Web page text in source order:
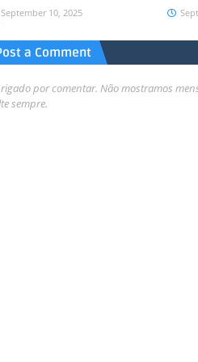
September 10, 2025
a Comment
por comentar. Não mostramos
sempre.